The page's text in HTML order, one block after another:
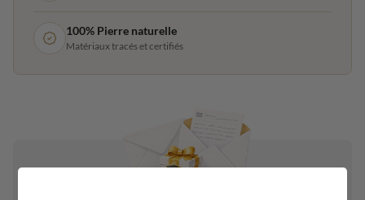
100% Pierre naturelle
Matériaux tracés et certifiés